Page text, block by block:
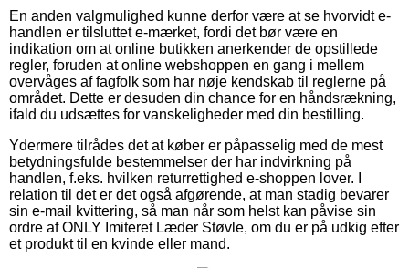
En anden valgmulighed kunne derfor være at se hvorvidt e-
handlen er tilsluttet e-mærket, fordi det bør være en
indikation om at online butikken anerkender de opstillede
regler, foruden at online webshoppen en gang i mellem
overvåges af fagfolk som har nøje kendskab til reglerne på
området. Dette er desuden din chance for en håndsrækning,
ifald du udsættes for vanskeligheder med din bestilling.
Ydermere tilrådes det at køber er påpasselig med de mest
betydningsfulde bestemmelser der har indvirkning på
handlen, f.eks. hvilken returrettighed e-shoppen lover. I
relation til det er det også afgørende, at man stadig bevarer
sin e-mail kvittering, så man når som helst kan påvise sin
ordre af ONLY Imiteret Læder Støvle, om du er på udkig efter
et produkt til en kvinde eller mand.